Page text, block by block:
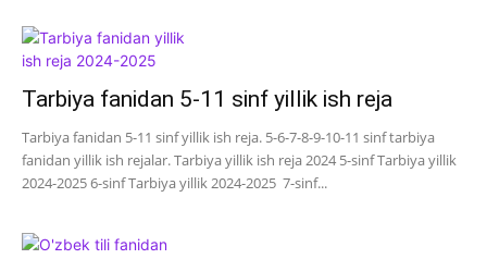
Tarbiya fanidan 5-11 sinf yillik ish reja
Tarbiya fanidan 5-11 sinf yillik ish reja. 5-6-7-8-9-10-11 sinf tarbiya
fanidan yillik ish rejalar. Tarbiya yillik ish reja 2024 5-sinf Tarbiya yillik
2024-2025 6-sinf Tarbiya yillik 2024-2025 7-sinf...